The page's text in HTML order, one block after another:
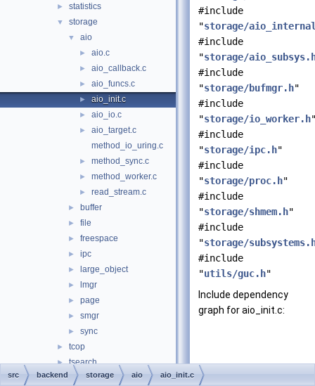
► statistics
▼ storage
▼ aio
► aio.c
► aio_callback.c
► aio_funcs.c
► aio_init.c
► aio_io.c
►
aio_target.c
method_io_uring.c
► method_sync.c
► method_worker.c
► read_stream.c
► buffer
► file
► freespace
► ipc
► large_object
► lmgr
► page
► smgr
► sync
► tcop
► tsearch
► utils
#include
"storage/
#include
"storage/
#include
"storage/bufmgr.h"
#include
"storage/io_worker.h
#include
"storage/ipc.h"
#include
"storage/proc.h"
#include
"storage/shmem.h"
#include
"storage/
#include
"utils/guc.h"
Include dependency
graph for aio_init.c:
src backend storage aio aio_init.c